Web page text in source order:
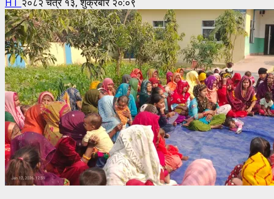
HT २०८२ चैत्र १३, शुक्रबार २०:०९